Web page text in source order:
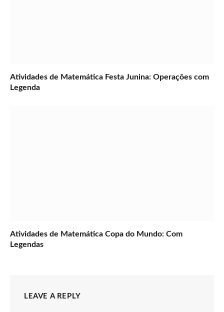
Atividades de Matemática Festa Junina: Operações com
Legenda
Atividades de Matemática Copa do Mundo: Com
Legendas
LEAVE A REPLY